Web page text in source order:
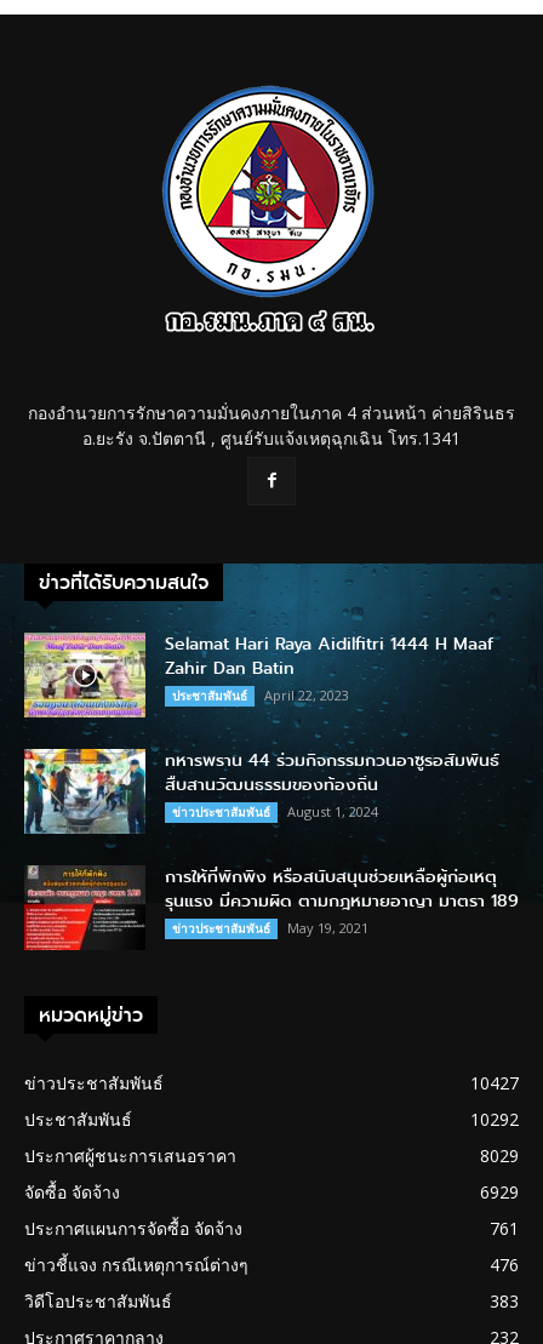
กองอำนวยการรักษาความมั่นคงภายในภาค 4 ส่วนหน้า ค่ายสิรินธร
อ.ยะรัง จ.ปัตตานี , ศูนย์รับแจ้งเหตุฉุกเฉิน โทร.1341
ข่าวที่ได้รับความสนใจ
Selamat Hari Raya Aidilfitri 1444 H Maaf
Zahir Dan Batin
ประชาสัมพันธ์ April 22, 2023
ทหารพราน 44 ร่วมกิจกรรมกวนอาซูรอสัมพันธ์
สืบสานวัฒนธรรมของท้องถิ่น
ข่าวประชาสัมพันธ์ August 1, 2024
การให้ที่พักพิง หรือสนับสนุนช่วยเหลือผู้ก่อเหตุ
รุนแรง มีความผิด ตามกฎหมายอาญา มาตรา 189
ข่าวประชาสัมพันธ์ May 19, 2021
หมวดหมู่ข่าว
ข่าวประชาสัมพันธ์
10427
ประชาสัมพันธ์
10292
ประกาศผู้ชนะการเสนอราคา
8029
จัดซื้อ จัดจ้าง
6929
ประกาศแผนการจัดซื้อ จัดจ้าง
761
ข่าวชี้แจง กรณีเหตุการณ์ต่างๆ
476
วิดีโอประชาสัมพันธ์
383
ประกาศราคากลาง
232